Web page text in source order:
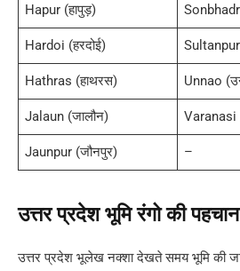
Hapur (हापुड़)
Hardoi (हरदोई)
Hathras (हाथरस) Unnao
Jalaun (जालौन) Varanasi
Jaunpur (जौनपुर) –
उत्तर प्रदेश भूमि रंगो की पहचान
उत्तर प्रदेश भूलेख नक्शा देखते समय भूमि की